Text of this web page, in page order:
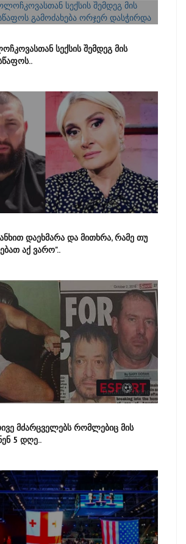
სექსის შემდეგ მის
დაეხმარა და მითხრა, რამე თუ
აქ ვარო"..
მძარცველებს რომლებიც მის
5 დღე..